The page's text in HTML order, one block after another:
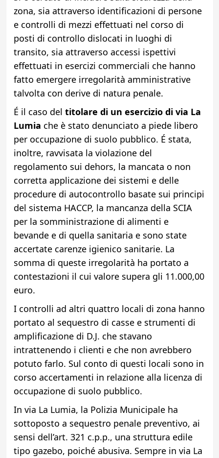
zona, sia attraverso identificazioni di persone
e controlli di mezzi effettuati nel corso di
posti di controllo dislocati in luoghi di
transito, sia attraverso accessi ispettivi
effettuati in esercizi commerciali che hanno
fatto emergere irregolarità amministrative
talvolta con derive di natura penale.
É il caso del titolare di un esercizio di via La
Lumia che è stato denunciato a piede libero
per occupazione di suolo pubblico. É stata,
inoltre, ravvisata la violazione del
regolamento sui dehors, la mancata o non
corretta applicazione dei sistemi e delle
procedure di autocontrollo basate sui principi
del sistema HACCP, la mancanza della SCIA
per la somministrazione di alimenti e
bevande e di quella sanitaria e sono state
accertate carenze igienico sanitarie. La
somma di queste irregolarità ha portato a
contestazioni il cui valore supera gli 11.000,00
euro.
I controlli ad altri quattro locali di zona hanno
portato al sequestro di casse e strumenti di
amplificazione di D.J. che stavano
intrattenendo i clienti e che non avrebbero
potuto farlo. Sul conto di questi locali sono in
corso accertamenti in relazione alla licenza di
occupazione di suolo pubblico.
In via La Lumia, la Polizia Municipale ha
sottoposto a sequestro penale preventivo, ai
sensi dell’art. 321 c.p.p., una struttura edile
tipo gazebo, poiché abusiva. Sempre in via La